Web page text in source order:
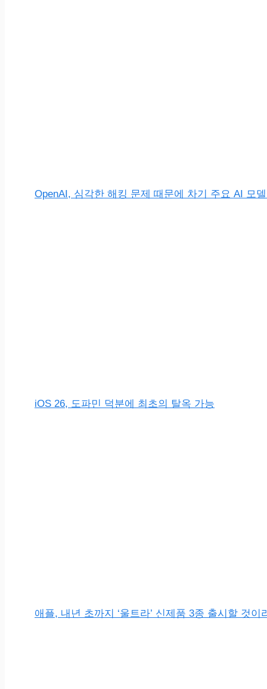
OpenAI, 심각한 해킹 문제 때문에 차기 주요 AI 모델
iOS 26, 도파민 덕분에 최초의 탈옥 가능
애플, 내년 초까지 ‘울트라’ 신제품 3종 출시할 것이